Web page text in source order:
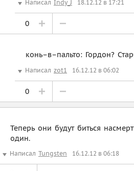
Написал Indy_J 18.12.12 в 17:21
0
конь–в–пальто: Гордон?
Написал zot1 16.12.12 в 06:02
0
Теперь они будут биться
один.
Написал Tungsten 16.12.12 в 06:18